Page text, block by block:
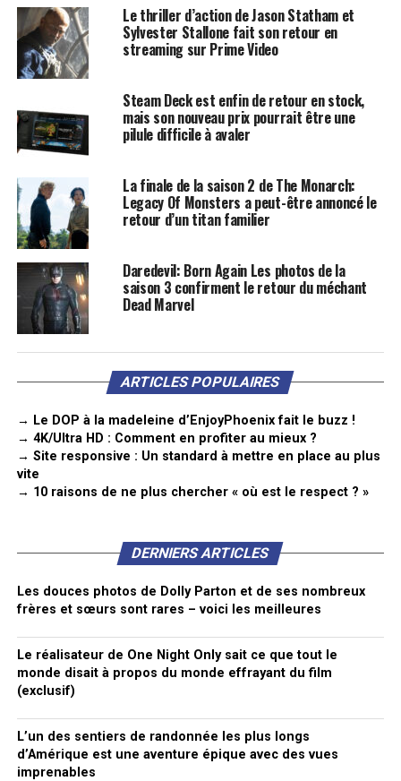
Le thriller d’action de Jason Statham et
Sylvester Stallone fait son retour en
streaming sur Prime Video
Steam Deck est enfin de retour en stock,
mais son nouveau prix pourrait être une
pilule difficile à avaler
La finale de la saison 2 de The Monarch:
Legacy Of Monsters a peut-être annoncé le
retour d’un titan familier
Daredevil: Born Again Les photos de la
saison 3 confirment le retour du méchant
Dead Marvel
ARTICLES POPULAIRES
→ Le DOP à la madeleine d’EnjoyPhoenix fait le buzz !
→ 4K/Ultra HD : Comment en profiter au mieux ?
→ Site responsive : Un standard à mettre en place au plus
vite
→ 10 raisons de ne plus chercher « où est le respect ? »
DERNIERS ARTICLES
Les douces photos de Dolly Parton et de ses nombreux
frères et sœurs sont rares – voici les meilleures
Le réalisateur de One Night Only sait ce que tout le
monde disait à propos du monde effrayant du film
(exclusif)
L’un des sentiers de randonnée les plus longs
d’Amérique est une aventure épique avec des vues
imprenables